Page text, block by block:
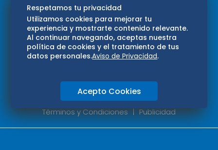
Edomex
Consultas
Hidalgo
Oaxaca
Aviso de privacidad
Directorio
Términos y Condiciones
Publicidad
Respetamos tu privacidad
Utilizamos cookies para mejorar tu
experiencia y mostrarte contenido relevante.
Al continuar navegando, aceptas nuestra
política de cookies y el tratamiento de tus
datos personales.Aviso de Privacidad.
Acepto Cookies